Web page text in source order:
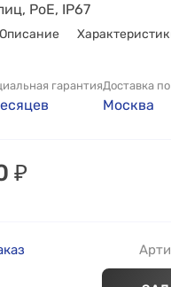
PoE, IP67
Описание
гарантияДоставка
Москва
₽